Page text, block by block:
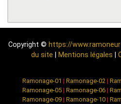
Copyright © https://
du site
Mentions légales
Ramonage-01 | Ramonage-02|
Ramonage-05| Ramonage-06|
Ramonage-09| Ramonage-10|